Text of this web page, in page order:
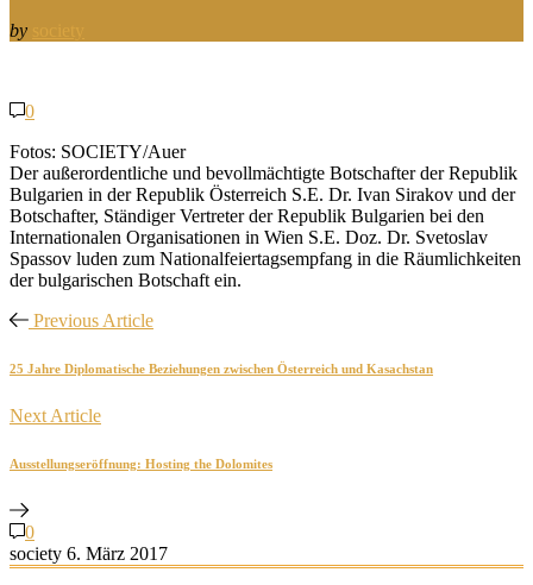
by
0
Fotos: SOCIETY/Auer
Der außerordentliche und bevollmächtigte Botschafter der Republik
Bulgarien in der Republik Österreich S.E. Dr. Ivan Sirakov und der
Botschafter, Ständiger Vertreter der Republik Bulgarien bei den
Internationalen Organisationen in Wien S.E. Doz. Dr. Svetoslav
Spassov luden zum Nationalfeiertagsempfang in die Räumlichkeiten
der bulgarischen Botschaft ein.
Previous Article
25 Jahre Diplomatische Beziehungen zwischen Österreich und Kasachstan
Next Article
Ausstellungseröffnung: Hosting the Dolomites
0
society 6. März 2017